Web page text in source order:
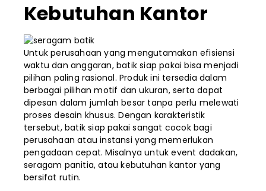
Kebutuhan Kantor
Untuk perusahaan yang mengutamakan efisiensi
waktu dan anggaran, batik siap pakai bisa menjadi
pilihan paling rasional. Produk ini tersedia dalam
berbagai pilihan motif dan ukuran, serta dapat
dipesan dalam jumlah besar tanpa perlu melewati
proses desain khusus. Dengan karakteristik
tersebut, batik siap pakai sangat cocok bagi
perusahaan atau instansi yang memerlukan
pengadaan cepat. Misalnya untuk event dadakan,
seragam panitia, atau kebutuhan kantor yang
bersifat rutin.